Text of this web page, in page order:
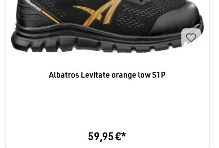
Albatros Levitate orange low S1P
59,95 €*